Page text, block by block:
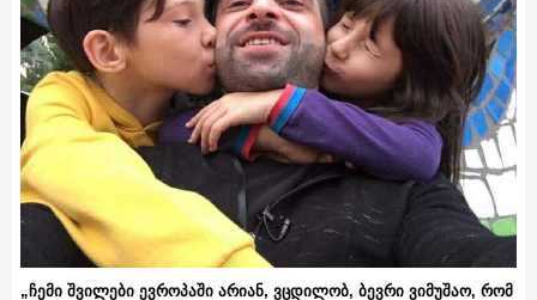
„ჩემი შვილები ევროპაში არიან, ვცდილობ, ბევრი ვიმუშაო, რომ